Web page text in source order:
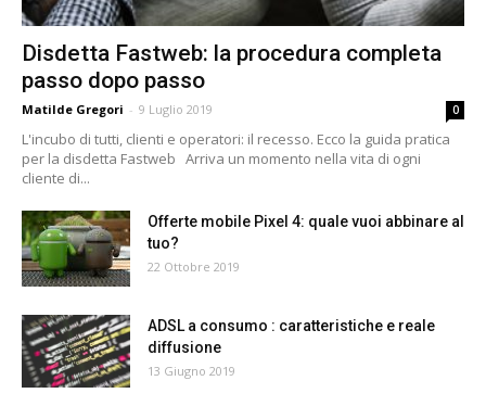
Disdetta Fastweb: la procedura completa
passo dopo passo
Matilde Gregori - 9 Luglio 2019 0
L'incubo di tutti, clienti e operatori: il recesso. Ecco la guida pratica
per la disdetta Fastweb Arriva un momento nella vita di ogni
cliente di...
Offerte mobile Pixel 4: quale vuoi abbinare al
tuo?
22 Ottobre 2019
ADSL a consumo : caratteristiche e reale
diffusione
13 Giugno 2019